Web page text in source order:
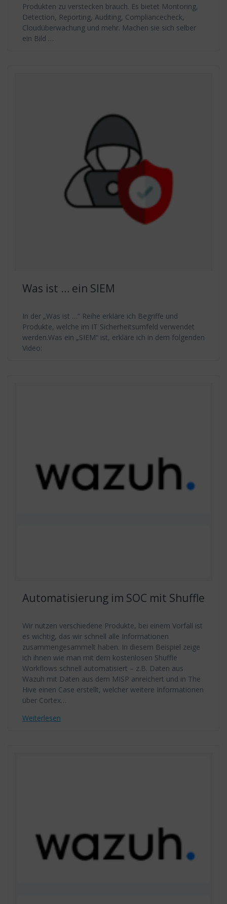
Produkten zu verstecken brauch. Es bietet Montoring,
Detection, Reporting, Auditing, Compliancecheck,
Cloudüberwachung und mehr. Machen sie sich selber
ein Bild …
Was ist … ein SIEM
In der „Was ist …“ Reihe erkläre ich Begriffe und
Produkte, welche im IT Sicherheitsumfeld verwendet
werden.Was ein „SIEM“ ist, erkläre ich in dem folgenden
Video:
Automatisierung im SOC mit Shuffle
Wir nutzen verschiedene Produkte, bei einem Vorfall ist
es wichtig, das wir schnell alle Informationen
zusammengesammelt haben. In diesem Beispiel zeige
ich ihnen wie man mit dem kostenlosen Shuffle
Workflows schnell automatisiert – z.B. Daten aus
Wazuh mit Daten aus dem MISP anreichert und in The
Hive einen Case erstellt, welcher weitere Informationen
über Cortex…
Weiterlesen